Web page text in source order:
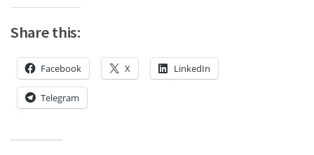
Share this:
Facebook X LinkedIn
Telegram